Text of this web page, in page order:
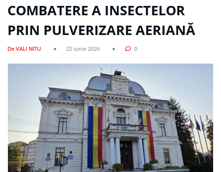
COMBATERE A INSECTELOR
PRIN PULVERIZARE AERIANĂ
De VALI NITU 22 iunie 2026 0